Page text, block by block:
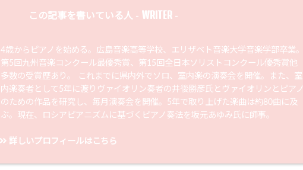
この記事を書いている人 - WRITER -
4歳からピアノを始める。広島音楽高等学校、エリザベト音楽大学音楽学部卒業。
第5回九州音楽コンクール最優秀賞、第15回全日本ソリストコンクール優秀賞他
多数の受賞歴あり。 これまでに県内外でソロ、室内楽の演奏会を開催。また、室
内楽奏者として5年に渡りヴァイオリン奏者の井後勝彦氏とヴァイオリンとピアノ
のための作品を研究し、毎月演奏会を開催。5年で取り上げた楽曲は約80曲に及
ぶ。現在、ロシアピアニズムに基づくピアノ奏法を坂元あゆみ氏に師事。
詳しいプロフィールはこちら